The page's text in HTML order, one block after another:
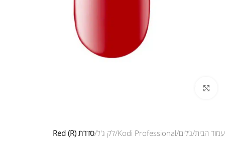
לחץ להגדלת התמונה
עמוד הבית ג’לים Kodi Professional לק ג'ל סדרת Red (R)